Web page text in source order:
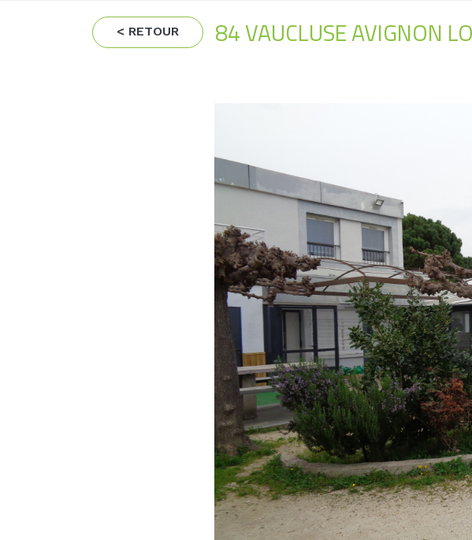
< RETOUR 84 VAUCLUSE AVIGNON